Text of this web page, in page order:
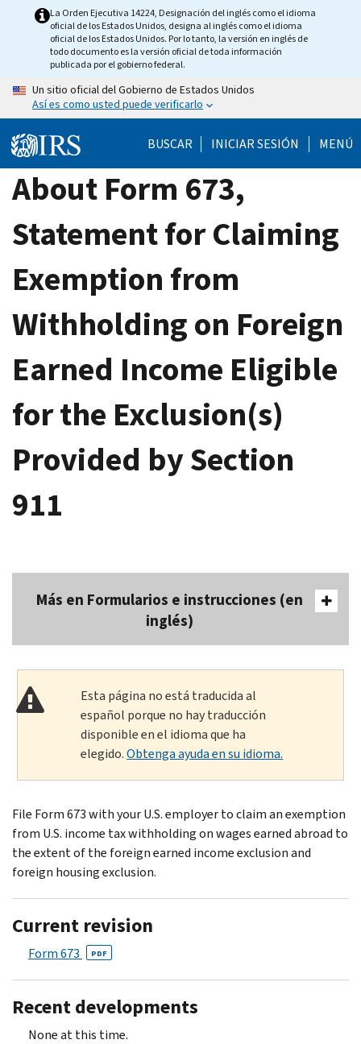
La Orden Ejecutiva 14224, Designación del inglés como el idioma
oficial de los Estados Unidos, designa al inglés como el idioma
oficial de los Estados Unidos. Por lo tanto, la versión en inglés de
todo documento es la versión oficial de toda información
publicada por el gobierno federal.
Un sitio oficial del Gobierno de Estados Unidos
Así es como usted puede verificarlo
BUSCAR INICIAR SESIÓN MENÚ
About Form 673,
Statement for Claiming
Exemption from
Withholding on Foreign
Earned Income Eligible
for the Exclusion(s)
Provided by Section
911
Más en Formularios e instrucciones (en
inglés)
Esta página no está traducida al
español porque no hay traducción
disponible en el idioma que ha
elegido.Obtenga ayuda en su idioma.
File Form 673 with your U.S. employer to claim an exemption
from U.S. income tax withholding on wages earned abroad to
the extent of the foreign earned income exclusion and
foreign housing exclusion.
Current revision
Form 673 PDF
Recent developments
None at this time.